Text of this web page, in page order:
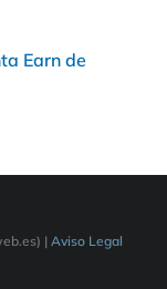
Earn de
| Aviso Legal